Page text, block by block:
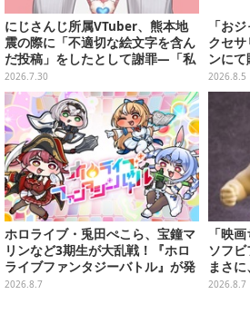
にじさんじ所属VTuber、熊本地
震の際に「不適切な絵文字を含ん
だ投稿」をしたとして謝罪―「私
の認識と確認が至らず…」
2026.7.30
「お
クセ
ンに
魔法玉
2026.8.5
ホロライブ・兎田ぺこら、宝鐘マ
リンなど3期生が大乱戦！『ホロ
ライブファンタジーバトル』が発
売ーお馴染みの語録が装備
2026.8.7
「映
ソフ
まさ
し”
2026.8.7